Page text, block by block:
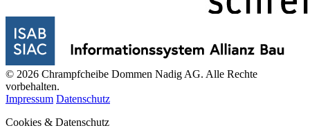
© 2026 Chrampfcheibe Dommen Nadig AG. Alle Rechte
vorbehalten.
Impressum Datenschutz
Cookies & Datenschutz